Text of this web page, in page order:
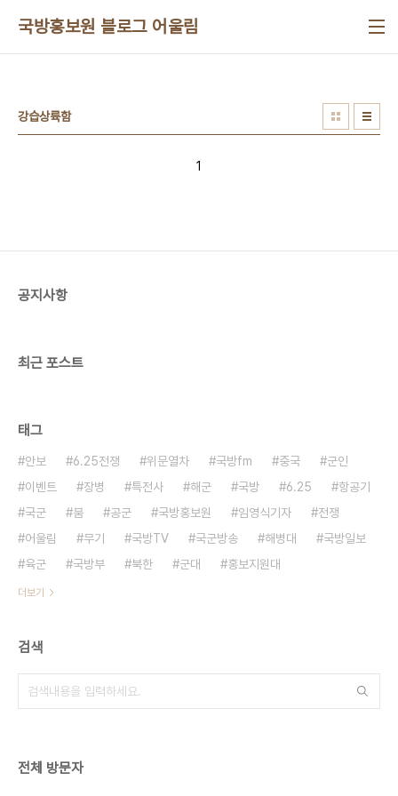
국방홍보원 블로그 어울림
강습상륙함
1
공지사항
최근 포스트
태그
안보 6.25전쟁 위문열차 국방fm 중국
군인
이벤트
장병 특전사 해군 국방 6.25
항공기
국군
붐 공군 국방홍보원 임영식기자
전쟁
어울림
무기 국방TV 국군방송 해병대
국방일보
육군
국방부 북한 군대 홍보지원대
더보기
검색
전체 방문자